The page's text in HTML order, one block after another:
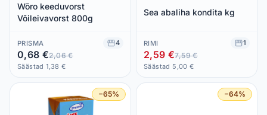
Wõro keeduvorst
Võileivavorst 800g
PRISMA 4
0,68 €2,06 €
Säästad 1,38 €
Sea abaliha kondita kg
RIMI 1
2,59 €7,59 €
Säästad 5,00 €
−65% −64%